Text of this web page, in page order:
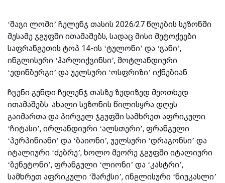
‘შავი ლომი’ ჩელენჯ თასის 2026/27 წლების სეზონში
მესამე ჯგუფში ითამაშებს, სადაც მისი მეტოქეები
საფრანგეთის ტოპ 14-ის ‘ტულონი’ და ‘ვანი’,
ინგლისური ‘ჰარლიქვინსი’, შოტლანდიური
‘ედინბურგი’ და უელსური ‘ოსფრიზი’ იქნებიან.
ჩვენი გუნდი ჩელენჯ თასზე ზედიზედ მეოთხედ
ითამაშებს. ახალი სეზონის წილისყრა დღეს
გაიმართა და პირველ ჯგუფში სამხრეთ აფრიკული
‘ჩიტასი’, ირლანდიური ‘ალსთერი’, ფრანგული
‘პერპინიანი’ და ‘ბაიონი’, უელსური ‘დრაგონსი’ და
იტალიური ‘ძებრე’; ხოლო მეორე ჯგუფში იტალიური
‘ბენეტონი’, ფრანგული ‘ლიონი’ და ‘კასტრი’,
სამხრეთ აფრიკული ‘შარქსი’, ინგლისური ‘ნიუკასლი’